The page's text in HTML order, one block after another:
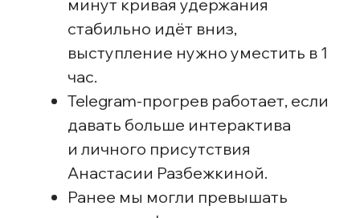
продолжает интенсив — как следующий шаг
для тех, кто хочет перейти к практике.
Добавили три тарифа
Чтобы адаптироваться под разный тип
34 900 ₽ — минимальный тариф для холодной
связи);
54 900 ₽ — основной тариф с обратной связью;
150 000 ₽ — премиальный тариф с офлайн-
спойлер